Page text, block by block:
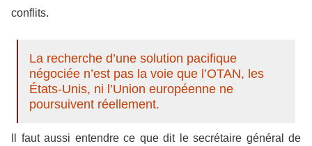
conflits.
La recherche d’une solution pacifique
négociée n’est pas la voie que l’OTAN, les
États-Unis, ni l’Union européenne ne
poursuivent réellement.
Il faut aussi entendre ce que dit le secrétaire général de